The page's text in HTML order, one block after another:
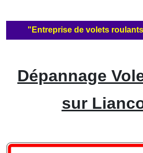
"Entreprise de volets
Dépannage
sur